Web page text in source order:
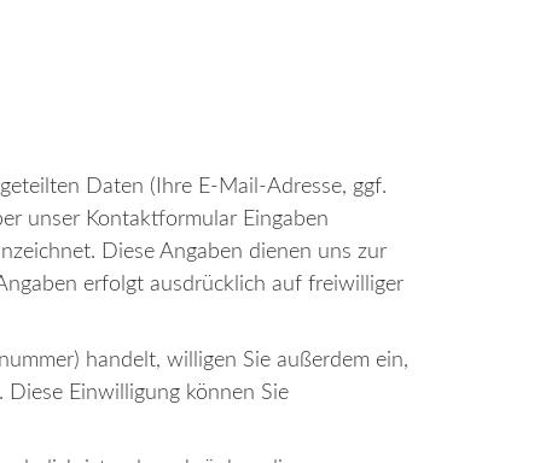
Daten (Ihre E-Mail-Adresse, ggf.
unser Kontaktformular Eingaben
Diese Angaben dienen uns zur
erfolgt ausdrücklich auf freiwilliger
handelt, willigen Sie außerdem ein,
Einwilligung können Sie